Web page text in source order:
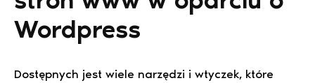
Wordpress
Dostępnych jest wiele narzędzi i wtyczek, które